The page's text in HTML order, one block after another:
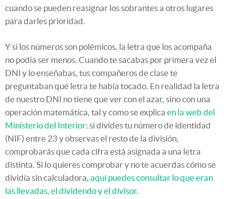
cuando se pueden reasignar los sobrantes a otros lugares
para darles prioridad.
Y si los números son polémicos, la letra que los acompaña
no podía ser menos. Cuando te sacabas por primera vez el
DNI y lo enseñabas, tus compañeros de clase te
preguntaban qué letra te había tocado. En realidad la letra
de nuestro DNI no tiene que ver con el azar, sino con una
operación matemática, tal y como se explica en la web del
Ministerio del Interior: si divides tu número de identidad
(NIF) entre 23 y observas el resto de la división,
comprobarás que cada cifra está asignada a una letra
distinta. Si lo quieres comprobar y no te acuerdas cómo se
dividía sin calculadora, aquí puedes consultar lo que eran
las llevadas, el dividendo y el divisor.